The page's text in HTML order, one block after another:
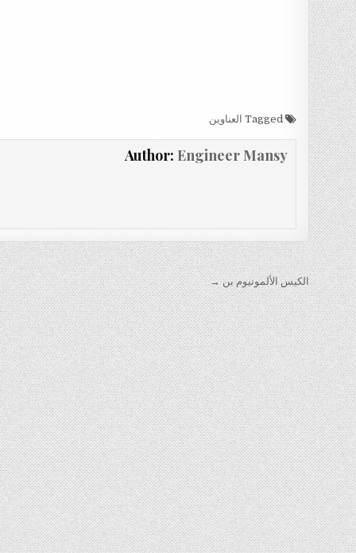
Tagged العناوين
Author: Engineer Mansy
تصفّح
المقالات
الكيس الألمونيوم بن →